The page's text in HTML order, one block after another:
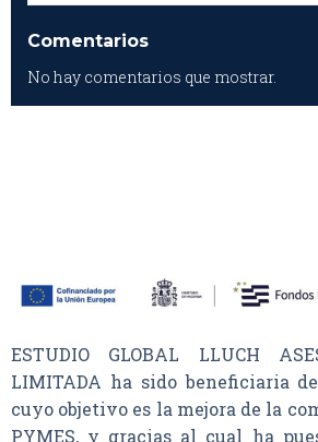
Comentarios
No hay comentarios que mostrar.
ESTUDIO GLOBAL LLUCH
LIMITADA ha sido beneficiaria de
cuyo objetivo es la mejora de la
PYMES, y gracias al cual ha